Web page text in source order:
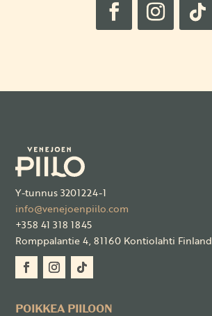
Y-tunnus 3201224-1
info@venejoenpiilo.com
+358 41 318 1845
Romppalantie 4, 81160 Kontiolahti Finland
POIKKEA PIILOON